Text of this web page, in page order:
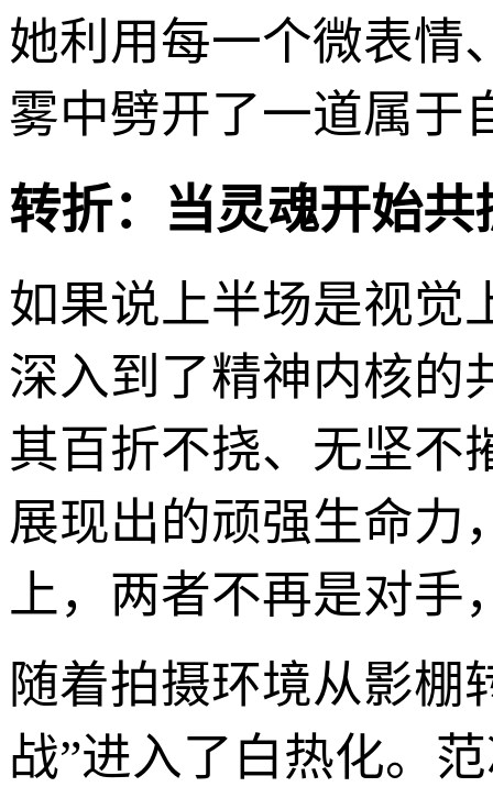
她利用每一个微表情
雾中劈开了一道属于
转折：当灵魂开始共
如果说上半场是视觉
深入到了精神内核的
其百折不挠、无坚不
展现出的顽强生命力
上，两者不再是对手
随着拍摄环境从影棚
战”进入了白热化。